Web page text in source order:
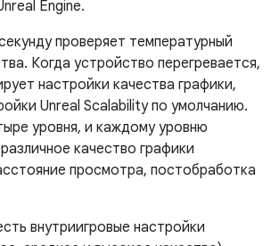
Engine.
проверяет температурный
Когда устройство перегревается,
настройки качества графики,
Unreal Scalability по умолчанию.
уровня, и каждому уровню
качество графики
просмотра, постобработка
внутриигровые настройки